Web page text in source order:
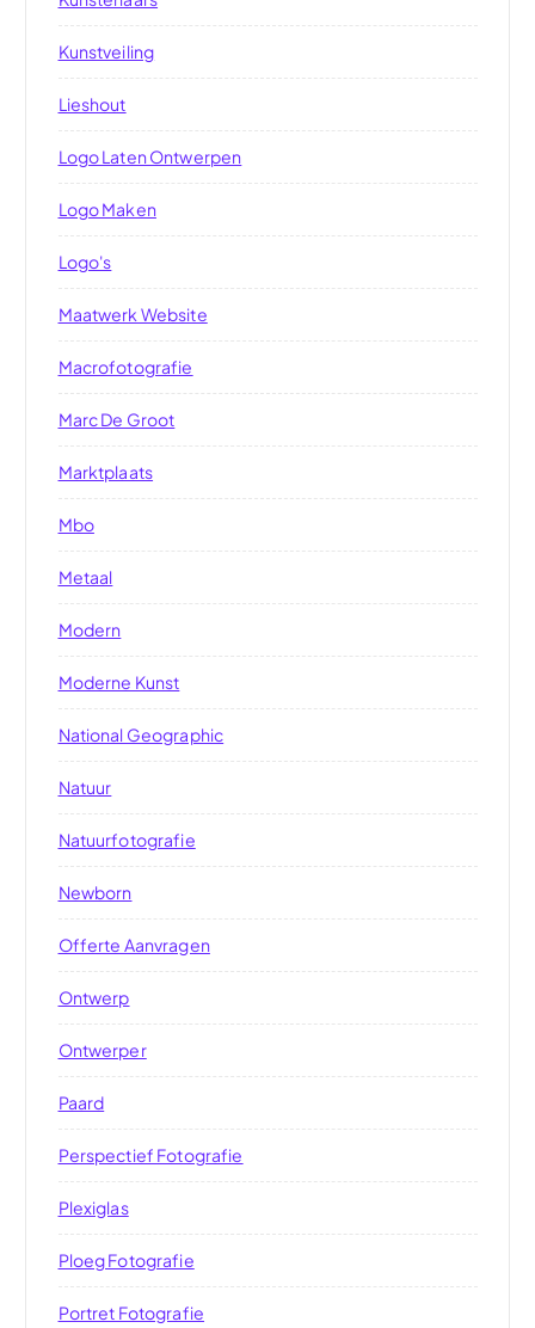
Kunstveiling
Lieshout
Logo Laten Ontwerpen
Logo Maken
Logo's
Maatwerk Website
Macrofotografie
Marc De Groot
Marktplaats
Mbo
Metaal
Modern
Moderne Kunst
National Geographic
Natuur
Natuurfotografie
Newborn
Offerte Aanvragen
Ontwerp
Ontwerper
Paard
Perspectief Fotografie
Plexiglas
Ploeg Fotografie
Portret Fotografie